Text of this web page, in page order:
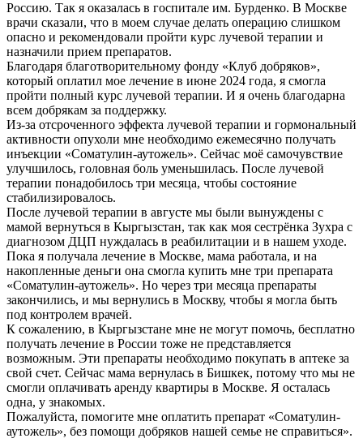
Россию. Так я оказалась в госпитале им. Бурденко. В Москве
врачи сказали, что в моем случае делать операцию слишком
опасно и рекомендовали пройти курс лучевой терапии и
назначили прием препаратов.
Благодаря благотворительному фонду «Клуб добряков»,
который оплатил мое лечение в июне 2024 года, я смогла
пройти полный курс лучевой терапии. И я очень благодарна
всем добрякам за поддержку.
Из-за отсроченного эффекта лучевой терапии и гормональный
активности опухоли мне необходимо ежемесячно получать
инъекции «Соматулин-аутожель». Сейчас моё самочувствие
улучшилось, головная боль уменьшилась. После лучевой
терапии понадобилось три месяца, чтобы состояние
стабилизировалось.
После лучевой терапии в августе мы были вынуждены с
мамой вернуться в Кыргызстан, так как моя сестрёнка Зухра с
диагнозом ДЦП нуждалась в реабилитации и в нашем уходе.
Пока я получала лечение в Москве, мама работала, и на
накопленные деньги она смогла купить мне три препарата
«Соматулин-аутожель». Но через три месяца препараты
закончились, и мы вернулись в Москву, чтобы я могла быть
под контролем врачей.
К сожалению, в Кыргызстане мне не могут помочь, бесплатно
получать лечение в России тоже не представляется
возможным. Эти препараты необходимо покупать в аптеке за
свой счет. Сейчас мама вернулась в Бишкек, потому что мы не
смогли оплачивать аренду квартиры в Москве. Я осталась
одна, у знакомых.
Пожалуйста, помогите мне оплатить препарат «Соматулин-
аутожель», без помощи добряков нашей семье не справиться».